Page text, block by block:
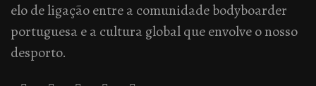
elo de ligação entre a comunidade bodyboarder
portuguesa e a cultura global que envolve o nosso
desporto.